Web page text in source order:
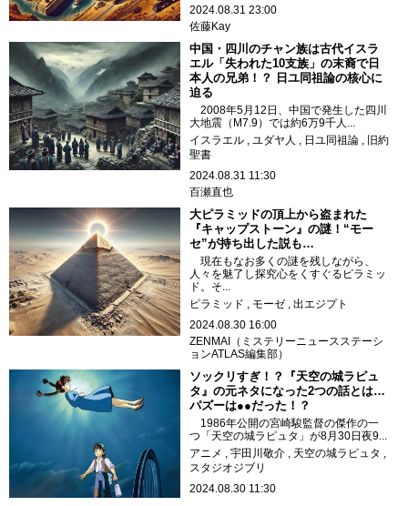
2024.08.31 23:00
佐藤Kay
中国・四川のチャン族は古代イスラ
エル「失われた10支族」の末裔で日
本人の兄弟！？ 日ユ同祖論の核心に
迫る
2008年5月12日、中国で発生した四川
大地震（M7.9）では約6万9千人...
イスラエル
ユダヤ人 日ユ同祖論
旧約
聖書
2024.08.31 11:30
百瀬直也
大ピラミッドの頂上から盗まれた
『キャップストーン』の謎！“モー
セ”が持ち出した説も…
現在もなお多くの謎を残しながら、
人々を魅了し探究心をくすぐるピラミッ
ド。そ...
ピラミッド
モーゼ
出エジプト
2024.08.30 16:00
ZENMAI（ミステリーニュースステーシ
ョンATLAS編集部）
ソックリすぎ！？『天空の城ラピュ
タ』の元ネタになった2つの話とは…
パズーは●●だった！？
1986年公開の宮崎駿監督の傑作の一
つ「天空の城ラピュタ」が8月30日夜9...
アニメ
宇田川敬介
天空の城ラピュタ
スタジオジブリ
2024.08.30 11:30